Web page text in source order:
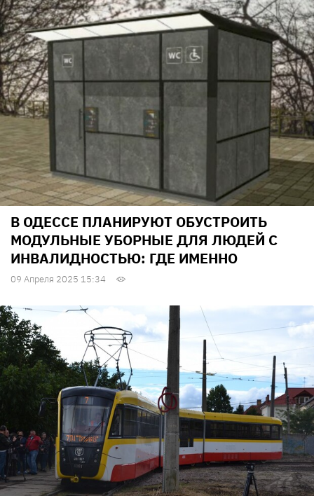
В ОДЕССЕ ПЛАНИРУЮТ ОБУСТРОИТЬ
МОДУЛЬНЫЕ УБОРНЫЕ ДЛЯ ЛЮДЕЙ С
ИНВАЛИДНОСТЬЮ: ГДЕ ИМЕННО
09 Апреля 2025 15:34